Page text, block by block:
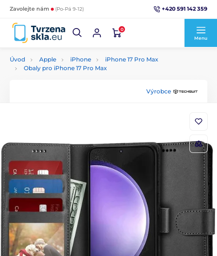
Zavolejte nám (Po-Pá 9-12) +420 591 142 359
0
Menu
Úvod Apple iPhone
iPhone 17 Pro Max
Obaly pro iPhone 17 Pro Max
Výrobce